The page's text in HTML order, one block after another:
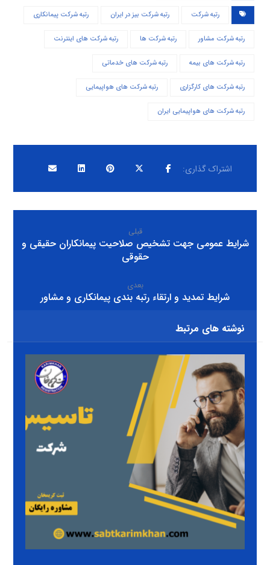
رتبه شرکت رتبه شرکت بیز در ایران رتبه شرکت پیمانکاری
رتبه شرکت مشاور رتبه شرکت ها رتبه شرکت های اینترنت
رتبه شرکت های بیمه رتبه شرکت های خدماتی
رتبه شرکت های کارگزاری رتبه شرکت های هواپیمایی
رتبه شرکت های هواپیمایی ایران
قبلی
شرایط عمومی جهت تشخیص صلاحیت پیمانکاران حقیقی و
حقوقی
بعدی
شرایط تمدید و ارتقاء رتبه بندی پیمانکاری و مشاور
نوشته های مرتبط